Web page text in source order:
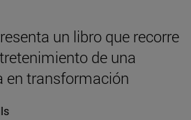
un libro que recorre
de una
en transformación